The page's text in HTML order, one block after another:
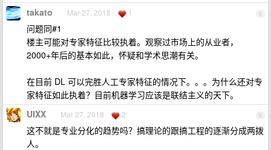
5
takato Mar 27, 2018 1
问题同#1
楼主可能对专家特征比较执着。观察过市场上的从业者，
2000+年后的基本如此，怀疑和学术思潮有关。
在目前 DL 可以完胜人工专家特征的情况下。。。为什么还对专
家特征如此执着？目前机器学习应该是联结主义的天下。
6
UIXX Mar 27, 2018 2
这不就是专业分化的趋势吗？搞理论的跟搞工程的逐渐分成两拨
人。